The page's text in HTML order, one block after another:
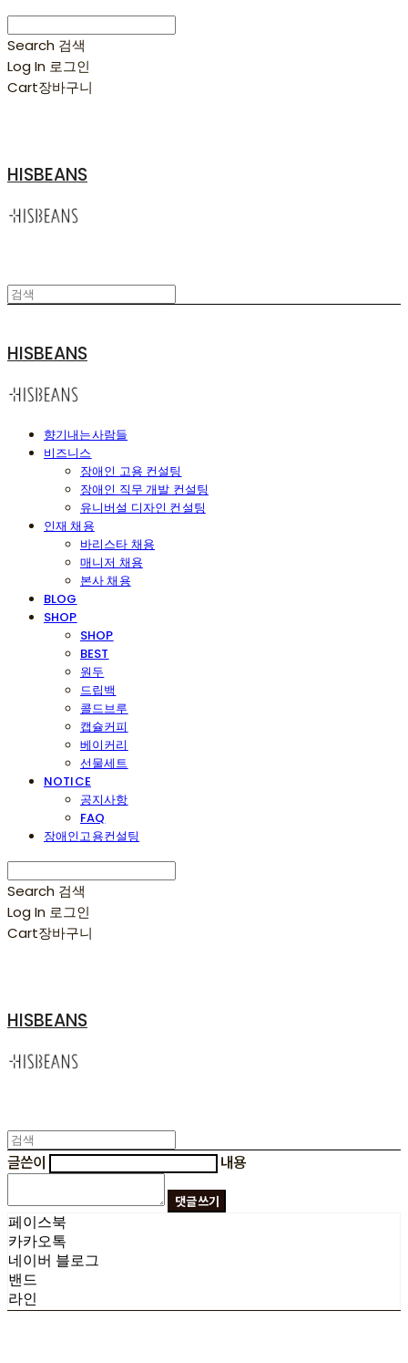
Search 검색
Log In 로그인
Cart장바구니
HISBEANS
HISBEANS
향기내는사람들
비즈니스
장애인 고용 컨설팅
장애인 직무 개발 컨설팅
유니버설 디자인 컨설팅
인재 채용
바리스타 채용
매니저 채용
본사 채용
BLOG
SHOP
SHOP
BEST
원두
드립백
콜드브루
캡슐커피
베이커리
선물세트
NOTICE
공지사항
FAQ
장애인고용컨설팅
Search 검색
Log In 로그인
Cart장바구니
HISBEANS
글쓴이 내용
댓글 쓰기
페이스북
카카오톡
네이버 블로그
밴드
라인